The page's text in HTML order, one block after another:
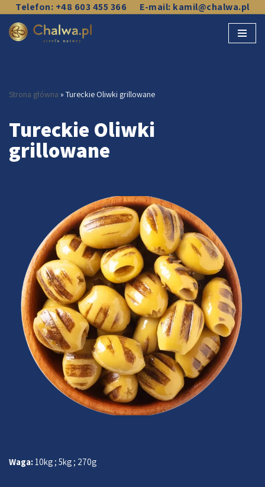
Przejdź
Telefon: +48 603 455 366 E-mail: kamil@chalwa.pl
Strona główna » Tureckie Oliwki grillowane
Tureckie Oliwki
grillowane
Waga: 10kg ; 5kg ; 270g